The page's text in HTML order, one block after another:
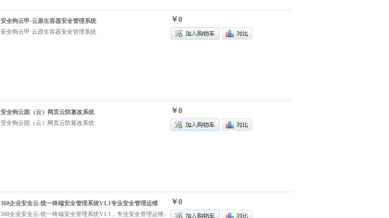
安全狗云甲·云原生容器安全管理系统
安全狗云甲·云原生容器安全管理系统
￥0
安全狗云固（云）网页云防篡改系统
安全狗云固（云）网页云防篡改系统
￥0
360企业安全云-统一终端安全管理系统V1.1专业安全管理运维
360企业安全云-统一终端安全管理系统V1.1，专业安全管理运维-
￥0